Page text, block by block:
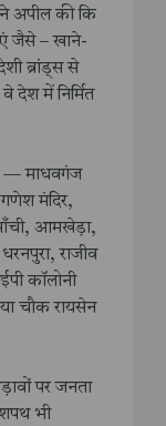
ने अपील की कि
जैसे – खाने-
ब्रांड्स से
देश में निर्मित
— माधवगंज
मंदिर,
साँची, आमखेड़ा,
राजीव
कॉलोनी
चौक रायसेन
पर जनता
भी